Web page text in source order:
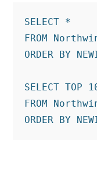
SELECT *
FROM
ORDER BY
SELECT TOP
FROM